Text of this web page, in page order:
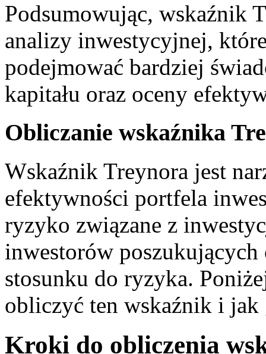
Podsumowując, wskaźnik⁢
analizy inwestycyjnej,‌
podejmować⁤ bardziej
kapitału oraz oceny
Obliczanie ⁤wskaźnika
Wskaźnik Treynora jest⁢
efektywności ⁤portfela
ryzyko⁣ związane z
inwestorów
⁣stosunku do ryzyka.
obliczyć ten⁣ wskaźnik i jak
Kroki⁣ do⁣ obliczenia